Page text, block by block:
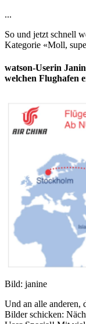
...
So und jetzt schnell
Kategorie «Moll,
watson-Userin
welchen Flughafen
Bild: janine
Und an alle anderen,
Bilder schicken: